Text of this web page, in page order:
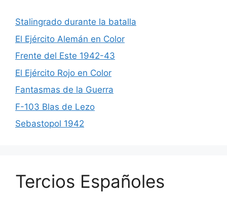
Stalingrado durante la batalla
El Ejército Alemán en Color
Frente del Este 1942-43
El Ejército Rojo en Color
Fantasmas de la Guerra
F-103 Blas de Lezo
Sebastopol 1942
Tercios Españoles